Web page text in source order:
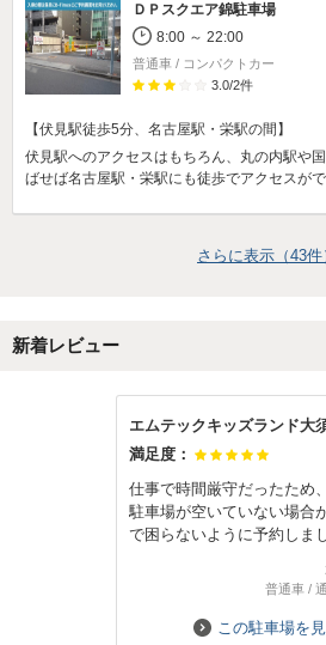
ＤＰスクエア錦駐車場
8:00 ～ 22:00
普通車 / コンパクトカー
3.0/2件
【伏見駅徒歩5分、名古屋駅・栄駅の間】
伏見駅へのアクセスはもちろん、丸の内駅や
ばせば名古屋駅・栄駅にも徒歩でアクセスがで
さらに表示（43件
新着レビュー
満足度：
仕事で時間厳守だったため
駐車場が空いていない場合
で困らないように予約しま
が、予約出来る場所はほと
大須でショッピングや飲食
普通車/
この駐車場を